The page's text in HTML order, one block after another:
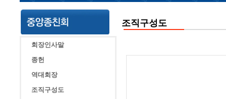
회장인사말
종헌
역대회장
조직구성도
조직구성도